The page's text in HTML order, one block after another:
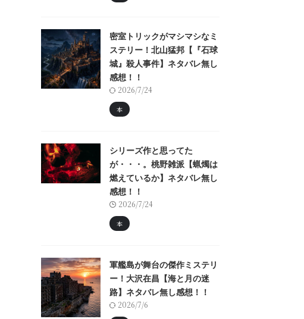
密室トリックがマシマシなミ
ステリー！北山猛邦【『石球
城』殺人事件】ネタバレ無し
感想！！
2026/7/24
本
シリーズ作と思ってた
が・・・。桃野雑派【蝋燭は
燃えているか】ネタバレ無し
感想！！
2026/7/24
本
軍艦島が舞台の傑作ミステリ
ー！大沢在昌【海と月の迷
路】ネタバレ無し感想！！
2026/7/6